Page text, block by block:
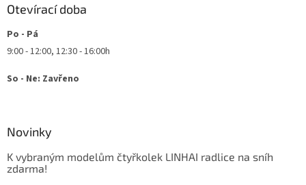
Otevírací doba
Po - Pá
9:00 - 12:00, 12:30 - 16:00h
So - Ne: Zavřeno
Novinky
K vybraným modelům čtyřkolek LINHAI radlice na sníh
zdarma!